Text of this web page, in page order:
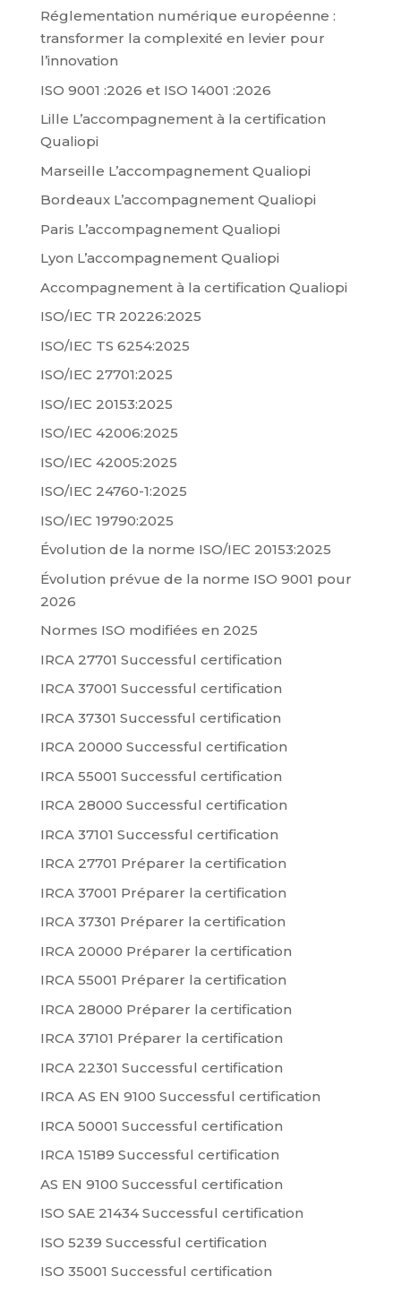
Réglementation numérique européenne :
transformer la complexité en levier pour
l’innovation
ISO 9001 :2026 et ISO 14001 :2026
Lille L’accompagnement à la certification
Qualiopi
Marseille L’accompagnement Qualiopi
Bordeaux L’accompagnement Qualiopi
Paris L’accompagnement Qualiopi
Lyon L’accompagnement Qualiopi
Accompagnement à la certification Qualiopi
ISO/IEC TR 20226:2025
ISO/IEC TS 6254:2025
ISO/IEC 27701:2025
ISO/IEC 20153:2025
ISO/IEC 42006:2025
ISO/IEC 42005:2025
ISO/IEC 24760-1:2025
ISO/IEC 19790:2025
Évolution de la norme ISO/IEC 20153:2025
Évolution prévue de la norme ISO 9001 pour
2026
Normes ISO modifiées en 2025
IRCA 27701 Successful certification
IRCA 37001 Successful certification
IRCA 37301 Successful certification
IRCA 20000 Successful certification
IRCA 55001 Successful certification
IRCA 28000 Successful certification
IRCA 37101 Successful certification
IRCA 27701 Préparer la certification
IRCA 37001 Préparer la certification
IRCA 37301 Préparer la certification
IRCA 20000 Préparer la certification
IRCA 55001 Préparer la certification
IRCA 28000 Préparer la certification
IRCA 37101 Préparer la certification
IRCA 22301 Successful certification
IRCA AS EN 9100 Successful certification
IRCA 50001 Successful certification
IRCA 15189 Successful certification
AS EN 9100 Successful certification
ISO SAE 21434 Successful certification
ISO 5239 Successful certification
ISO 35001 Successful certification